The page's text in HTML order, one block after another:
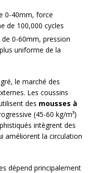
0-40mm, force
de 100,000 cycles
0-60mm, pression
uniforme de la
le marché des
Les coussins
des mousses à
(45-60 kg/m³)
intègrent des
améliorent la circulation
dépend principalement